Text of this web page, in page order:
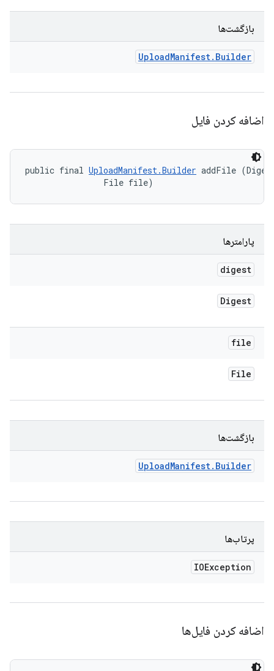
بازگشت‌ها
UploadManifest. Builder
اضافه کردن فایل
public final UploadManifest.Builder addFile
                File file)
پارامترها
digest
Digest
file
File
بازگشت‌ها
UploadManifest. Builder
پرتاب‌ها
IOException
اضافه کردن فایل‌ها